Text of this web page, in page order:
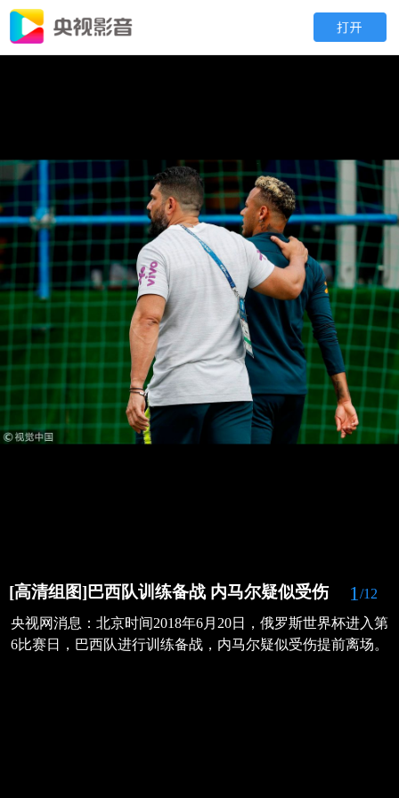
1/12
[高清组图]巴西队训练备战 内马尔疑似受伤
央视网消息：北京时间2018年6月20日，俄罗斯世界杯进入第
6比赛日，巴西队进行训练备战，内马尔疑似受伤提前离场。